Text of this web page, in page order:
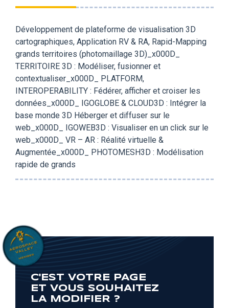
Développement de plateforme de visualisation 3D
cartographiques, Application RV & RA, Rapid-Mapping
grands territoires (photomaillage 3D)_x000D_
TERRITOIRE 3D : Modéliser, fusionner et
contextualiser_x000D_ PLATFORM,
INTEROPERABILITY : Fédérer, afficher et croiser les
données_x000D_ IGOGLOBE & CLOUD3D : Intégrer la
base monde 3D Héberger et diffuser sur le
web_x000D_ IGOWEB3D : Visualiser en un click sur le
web_x000D_ VR – AR : Réalité virtuelle &
Augmentée_x000D_ PHOTOMESH3D : Modélisation
rapide de grands
C'EST VOTRE PAGE
ET VOUS SOUHAITEZ
LA MODIFIER ?